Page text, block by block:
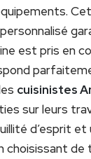
Cet
est pris en
cuisinistes
sur leurs
d’esprit et
choisissant de